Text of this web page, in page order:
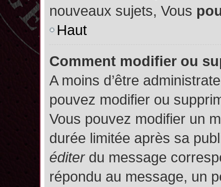
nouveaux sujets, Vous
Haut
Comment modifier ou
A moins d’être
pouvez modifier ou
Vous pouvez modifier un
durée limitée après sa
éditerdu message
répondu au message, un